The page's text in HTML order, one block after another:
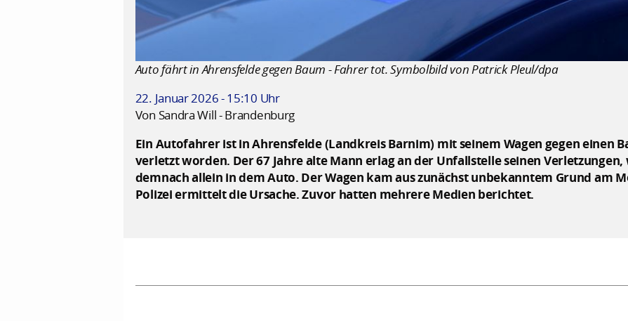
Auto fährt in Ahrensfelde gegen Baum - Fahrer tot. Symbolbild von Patrick Pleul/dpa
22. Januar 2026 - 15:10 Uhr
Von Sandra Will - Brandenburg
Ein Autofahrer ist in Ahrensfelde (Landkreis Barnim) mit seinem Wagen gegen einen
verletzt worden. Der 67 Jahre alte Mann erlag an der Unfallstelle seinen
demnach allein in dem Auto. Der Wagen kam aus zunächst unbekanntem Grund am
Polizei ermittelt die Ursache. Zuvor hatten mehrere Medien berichtet.